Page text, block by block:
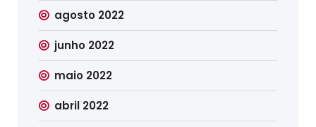
agosto 2022
junho 2022
maio 2022
abril 2022